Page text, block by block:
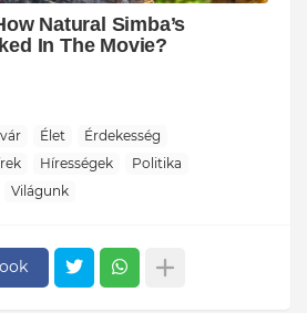
Élet
Érdekesség
Hírességek
Politika
Világunk